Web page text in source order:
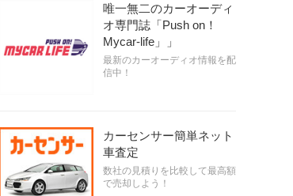
唯一無二のカーオーディ
オ専門誌「Push on！
Mycar-life」」
最新のカーオーディオ情報を配
信中！
カーセンサー簡単ネット
車査定
数社の見積りを比較して最高額
で売却しよう！